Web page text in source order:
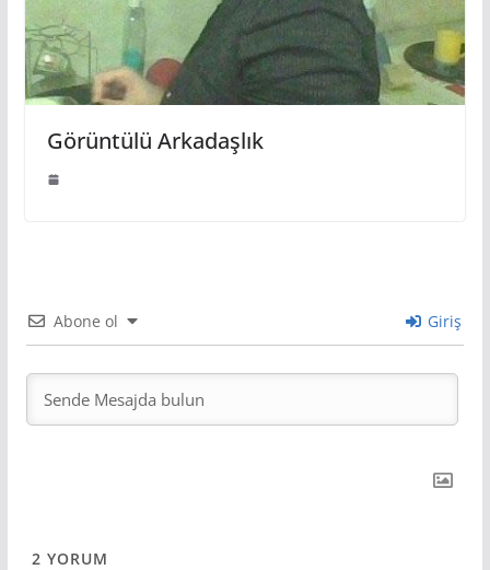
Görüntülü Arkadaşlık
Abone ol Giriş
2 YORUM